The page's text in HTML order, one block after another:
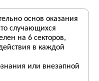
основ оказания
случающихся
на 6 секторов,
в каждой
или внезапной